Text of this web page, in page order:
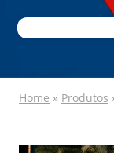
Home » Produtos